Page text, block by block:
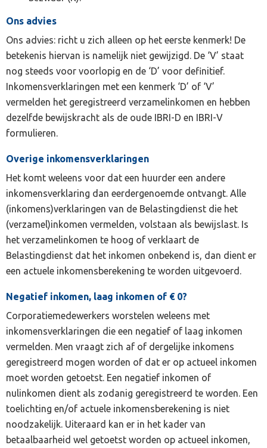
Ons advies
Ons advies: richt u zich alleen op het eerste kenmerk! De
betekenis hiervan is namelijk niet gewijzigd. De ‘V’ staat
nog steeds voor voorlopig en de ‘D’ voor definitief.
Inkomensverklaringen met een kenmerk ‘D’ of ‘V’
vermelden het geregistreerd verzamelinkomen en hebben
dezelfde bewijskracht als de oude IBRI-D en IBRI-V
formulieren.
Overige inkomensverklaringen
Het komt weleens voor dat een huurder een andere
inkomensverklaring dan eerdergenoemde ontvangt. Alle
(inkomens)verklaringen van de Belastingdienst die het
(verzamel)inkomen vermelden, volstaan als bewijslast. Is
het verzamelinkomen te hoog of verklaart de
Belastingdienst dat het inkomen onbekend is, dan dient er
een actuele inkomensberekening te worden uitgevoerd.
Negatief inkomen, laag inkomen of € 0?
Corporatiemedewerkers worstelen weleens met
inkomensverklaringen die een negatief of laag inkomen
vermelden. Men vraagt zich af of dergelijke inkomens
geregistreerd mogen worden of dat er op actueel inkomen
moet worden getoetst. Een negatief inkomen of
nulinkomen dient als zodanig geregistreerd te worden. Een
toelichting en/of actuele inkomensberekening is niet
noodzakelijk. Uiteraard kan er in het kader van
betaalbaarheid wel getoetst worden op actueel inkomen,